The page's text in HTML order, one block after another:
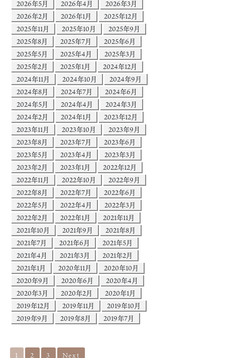
2026年5月
2026年4月
2026年3月
2026年2月
2026年1月
2025年12月
2025年11月
2025年10月
2025年9月
2025年8月
2025年7月
2025年6月
2025年5月
2025年4月
2025年3月
2025年2月
2025年1月
2024年12月
2024年11月
2024年10月
2024年9月
2024年8月
2024年7月
2024年6月
2024年5月
2024年4月
2024年3月
2024年2月
2024年1月
2023年12月
2023年11月
2023年10月
2023年9月
2023年8月
2023年7月
2023年6月
2023年5月
2023年4月
2023年3月
2023年2月
2023年1月
2022年12月
2022年11月
2022年10月
2022年9月
2022年8月
2022年7月
2022年6月
2022年5月
2022年4月
2022年3月
2022年2月
2022年1月
2021年11月
2021年10月
2021年9月
2021年8月
2021年7月
2021年6月
2021年5月
2021年4月
2021年3月
2021年2月
2021年1月
2020年11月
2020年10月
2020年9月
2020年6月
2020年4月
2020年3月
2020年2月
2020年1月
2019年12月
2019年11月
2019年10月
2019年9月
2019年8月 2019年7月
1 2 3 Next